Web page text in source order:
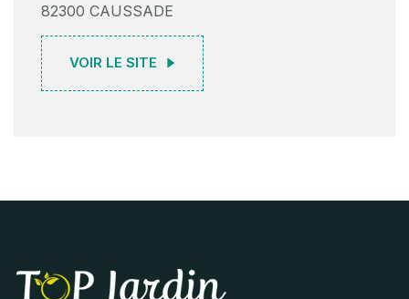
82300 CAUSSADE
VOIR LE SITE